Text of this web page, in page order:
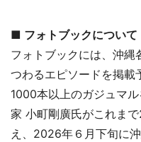
■ フォトブックについて
フォトブックには、沖縄
つわるエピソードを掲載
1000本以上のガジュマ
家 小町剛廣氏がこれま
え、2026年６月下旬に